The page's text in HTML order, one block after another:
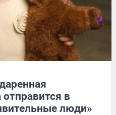
в
люди»